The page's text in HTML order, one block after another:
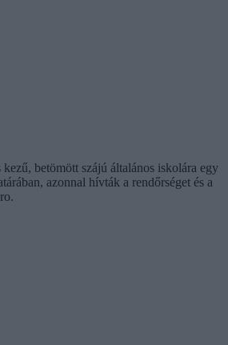
betömött szájú általános iskolára egy
azonnal hívták a rendőrséget és a